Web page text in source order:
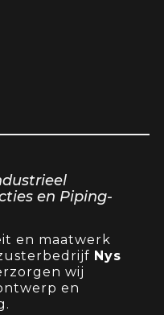
en Piping-
en maatwerk
Nys
wij
en